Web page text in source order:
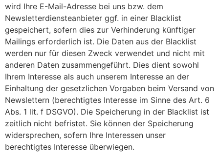
wird Ihre E-Mail-Adresse bei uns bzw. dem
Newsletterdiensteanbieter ggf. in einer Blacklist
gespeichert, sofern dies zur Verhinderung künftiger
Mailings erforderlich ist. Die Daten aus der Blacklist
werden nur für diesen Zweck verwendet und nicht mit
anderen Daten zusammengeführt. Dies dient sowohl
Ihrem Interesse als auch unserem Interesse an der
Einhaltung der gesetzlichen Vorgaben beim Versand von
Newslettern (berechtigtes Interesse im Sinne des Art. 6
Abs. 1 lit. f DSGVO). Die Speicherung in der Blacklist ist
zeitlich nicht befristet. Sie können der Speicherung
widersprechen, sofern Ihre Interessen unser
berechtigtes Interesse überwiegen.